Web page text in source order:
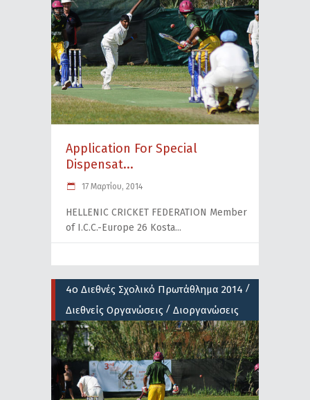
Application For Special
Dispensat...
17 Μαρτίου, 2014
HELLENIC CRICKET FEDERATION Member
of I.C.C.-Europe 26 Kosta
4ο Διεθνές Σχολικό Πρωτάθλημα 2014 /
Διεθνείς Οργανώσεις / Διοργανώσεις